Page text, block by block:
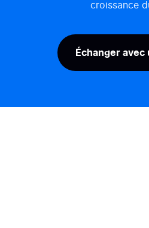
croissance
Échanger avec